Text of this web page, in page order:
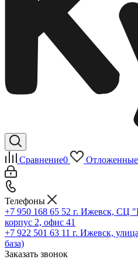
Сравнение0 Отложенные
Телефоны
+7 950 168 65 52 г. Ижевск, СЦ
корпус 2, офис 41
+7 922 501 63 11 г. Ижевск,
база)
Заказать звонок